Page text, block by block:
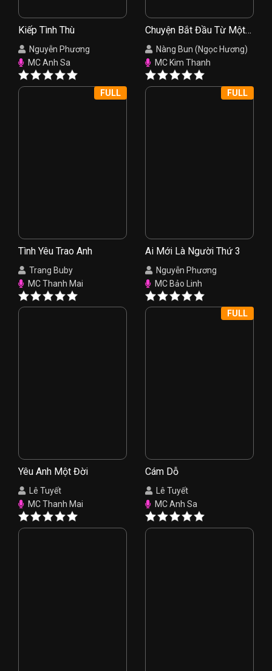
Kiếp Tình Thù
Nguyễn Phương
MC Anh Sa
Chuyện Bắt Đầu Từ Một
Nụ Hồng
Nàng Bun (Ngọc Hương)
MC Kim Thanh
Tình Yêu Trao Anh
Trang Buby
MC Thanh Mai
FULL
Ai Mới Là Người Thứ 3
Nguyễn Phương
MC Bảo Linh
FULL
Yêu Anh Một Đời
Lê Tuyết
MC Thanh Mai
Cám Dỗ
Lê Tuyết
MC Anh Sa
FULL